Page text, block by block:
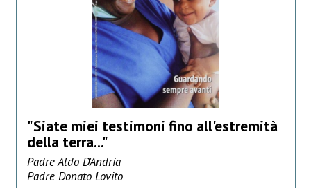
"Siate miei testimoni fino all'estremità
della terra..."
Padre Aldo D'Andria
Padre Donato Lovito